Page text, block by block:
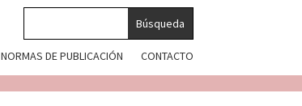
NORMAS DE PUBLICACIÓN CONTACTO